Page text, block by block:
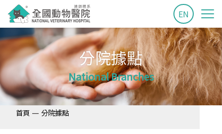
EN
分院據點
National Branches
首頁 — 分院據點